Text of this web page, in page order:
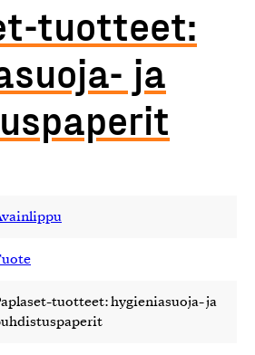
tuotteet:
ja
tuotteet: hygieniasuoja- ja